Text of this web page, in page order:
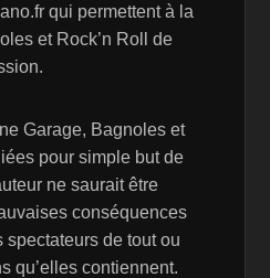
qui permettent à la
et Rock’n Roll de
Garage, Bagnoles et
pour simple but de
ne saurait être
conséquences
spectateurs de tout ou
qu’elles contiennent.